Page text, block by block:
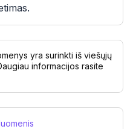
yra surinkti iš viešųjų
informacijos rasite